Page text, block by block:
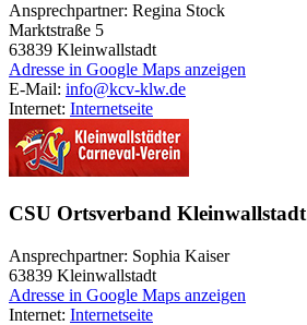
Ansprechpartner: Regina Stock
Marktstraße 5
63839 Kleinwallstadt
Adresse in Google Maps anzeigen
E-Mail: info@kcv-klw.de
Internet: Internetseite
CSU Ortsverband Kleinwallstadt
Ansprechpartner: Sophia Kaiser
63839 Kleinwallstadt
Adresse in Google Maps anzeigen
Internet: Internetseite